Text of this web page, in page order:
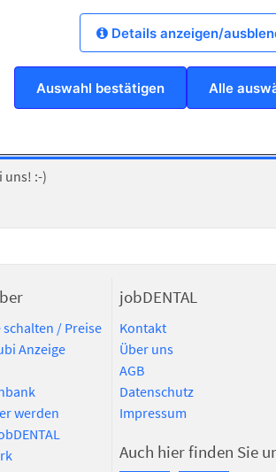
Sende uns einfach Deine
uns! :-)
/ Preise
Anzeige
werden
jobDENTAL
Kontakt
Über uns
AGB
Datenschutz
Impressum
Auch hier finden Sie
Details anzeigen/
Auswahl bestätigen Alle